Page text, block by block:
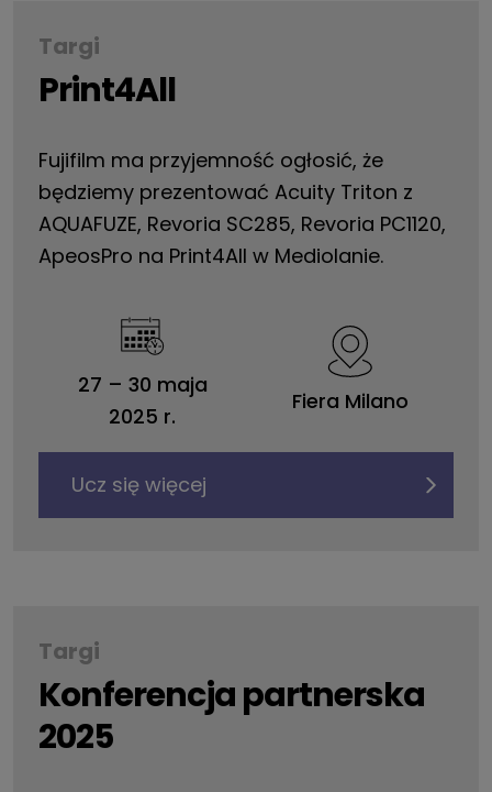
Targi
Print4All
Fujifilm ma przyjemność ogłosić, że
będziemy prezentować Acuity Triton z
AQUAFUZE, Revoria SC285, Revoria PC1120,
ApeosPro na Print4All w Mediolanie.
27 – 30 maja
2025 r.
Fiera Milano
Ucz się więcej
Targi
Konferencja partnerska
2025